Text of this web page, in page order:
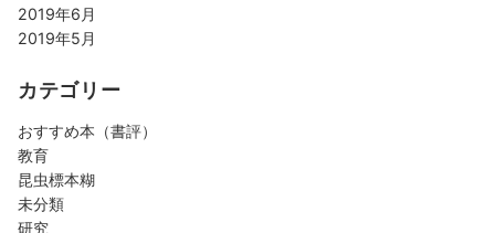
2019年6月
2019年5月
カテゴリー
おすすめ本（書評）
教育
昆虫標本糊
未分類
研究